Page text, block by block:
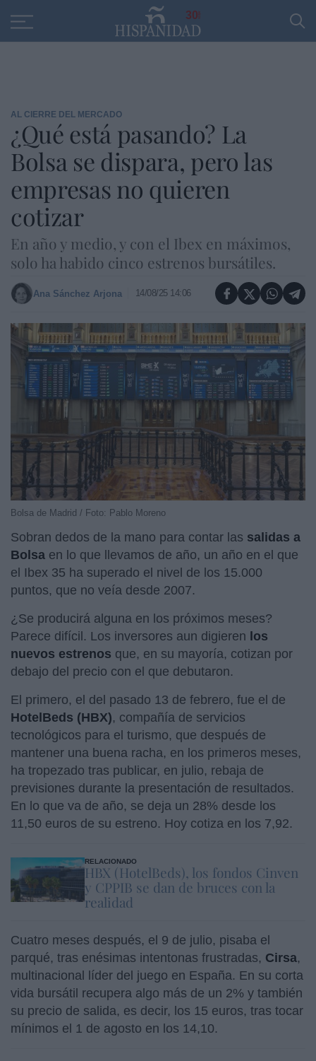
30
AL CIERRE DEL MERCADO
¿Qué está pasando? La
Bolsa se dispara, pero las
empresas no quieren
cotizar
En año y medio, y con el Ibex en máximos,
solo ha habido cinco estrenos bursátiles.
Ana Sánchez Arjona 14/08/25 14:06
Bolsa de Madrid / Foto: Pablo Moreno
Sobran dedos de la mano para contar las salidas a
Bolsa en lo que llevamos de año, un año en el que
el Ibex 35 ha superado el nivel de los 15.000
puntos, que no veía desde 2007.
¿Se producirá alguna en los próximos meses?
Parece difícil. Los inversores aun digieren los
nuevos estrenos que, en su mayoría, cotizan por
debajo del precio con el que debutaron.
El primero, el del pasado 13 de febrero, fue el de
HotelBeds (HBX), compañía de servicios
tecnológicos para el turismo, que después de
mantener una buena racha, en los primeros meses,
ha tropezado tras publicar, en julio, rebaja de
previsiones durante la presentación de resultados.
En lo que va de año, se deja un 28% desde los
11,50 euros de su estreno. Hoy cotiza en los 7,92.
RELACIONADO
HBX (HotelBeds), los fondos Cinven
y CPPIB se dan de bruces con la
realidad
Cuatro meses después, el 9 de julio, pisaba el
parqué, tras enésimas intentonas frustradas, Cirsa,
multinacional líder del juego en España. En su corta
vida bursátil recupera algo más de un 2% y también
su precio de salida, es decir, los 15 euros, tras tocar
mínimos el 1 de agosto en los 14,10.